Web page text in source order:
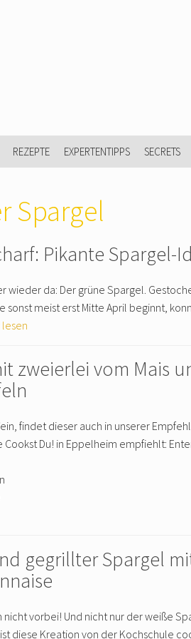
REZEPTE EXPERTENTIPPS SECRETS
Spargel
Pikante Spargel-
wieder da: Der grüne Spargel.
sonst meist erst Mitte April beginnt,
zweierlei vom Mais
findet dieser auch in unserer
Du! in Eppelheim empfiehlt:
gegrillter Spargel
nicht vorbei! Und nicht nur der weiße
diese Kreation von der Kochschule